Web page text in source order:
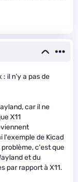
il n'y a pas de
car il ne
X11
l'exemple de Kicad
problème, c'est que
et du
par rapport à X11.